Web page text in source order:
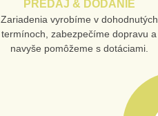
PREDAJ & DODANIE
Zariadenia vyrobíme v dohodnutých
termínoch, zabezpečíme dopravu a
navyše pomôžeme s dotáciami.